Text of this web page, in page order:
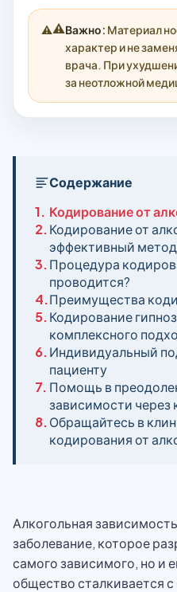
⚠️Важно: Материал
характер и не
врача. При
за неотложной
Содержание
1. Кодирование от
2.Кодирование от
эффективный
3.Процедура
проводится?
4.Преимущества
5.Кодирование
комплексного
6.Индивидуальный
пациенту
7. Помощь в
зависимости через
8.Обращайтесь в
кодирования от
Алкогольная
заболевание, которое
самого зависимого, но и
общество сталкивается